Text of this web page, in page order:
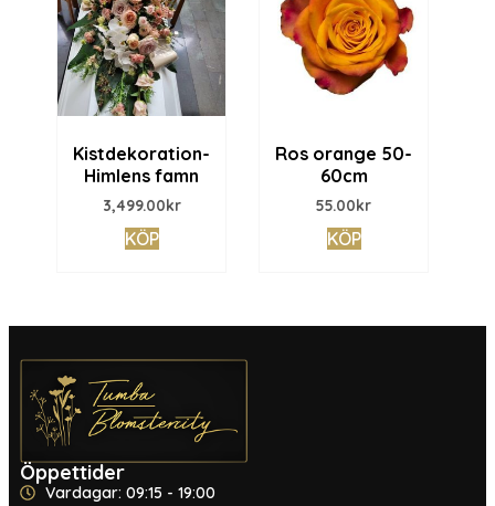
Kistdekoration-
Himlens famn
3,499.00kr
KÖP
Ros orange 50-
60cm
55.00kr
KÖP
Öppettider
Vardagar: 09:15 - 19:00